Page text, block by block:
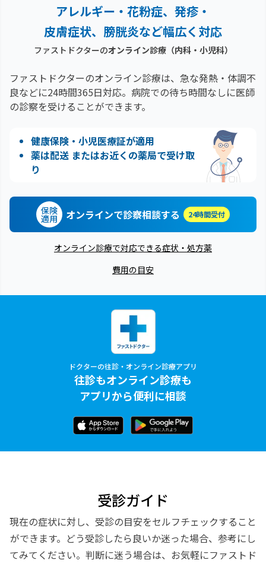
アレルギー・花粉症、 発疹・
皮膚症状、膀胱炎など幅広く対応
ファストドクターのオンライン診療（内科・小児科）
ファストドクターのオンライン診療は、急な発熱・体調不
良などに24時間365日対応。 病院での待ち時間なしに医師
の診察を受けることができます。
健康保険・小児医療証が適用
薬は配送 またはお近くの薬局で受け取
り
保険
適用 オンラインで診察相談する 24時間受付
オンライン診療で対応できる症状・処方薬
費用の目安
ドクターの往診・オンライン診療アプリ
往診もオンライン診療も
アプリから便利に相談
受診ガイド
現在の症状に対し、受診の目安をセルフチェックすること
ができます。どう受診したら良いか迷った場合、参考にし
てみてください。判断に迷う場合は、お気軽にファストド